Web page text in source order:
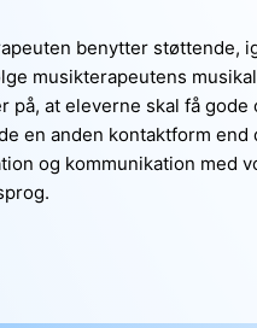
benytter støttende,
musikterapeutens
på, at eleverne skal få
en anden kontaktform
og kommunikation med